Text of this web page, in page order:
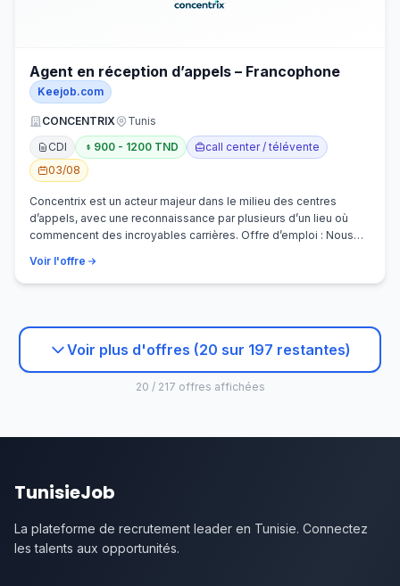
Agent en réception d’appels – Francophone
Keejob.com
CONCENTRIX
Tunis
CDI
900 - 1200 TND
call center / télévente
03/08
Concentrix est un acteur majeur dans le milieu des centres
d’appels, avec une reconnaissance par plusieurs d’un lieu où
commencent des incroyables carrières. Offre d’emploi : Nous
Voir l'offre
Voir plus d'offres (20 sur 197 restantes)
20 / 217 offres affichées
TunisieJob
La plateforme de recrutement leader en Tunisie. Connectez
les talents aux opportunités.